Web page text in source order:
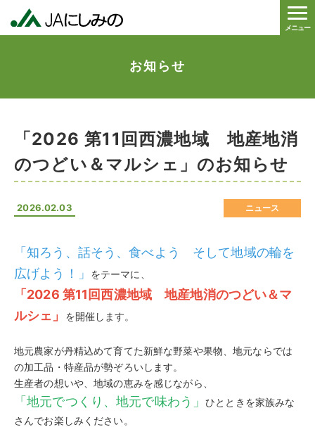
メニュー
お知らせ
「2026 第11回西濃地域 地産地消
のつどい＆マルシェ」のお知らせ
2026.02.03 ニュース
「知ろう、話そう、食べよう そして地域の輪を
広げよう！」
をテーマに、
「2026 第11回西濃地域 地産地消のつどい＆マ
ルシェ」
を開催します。
地元農家が丹精込めて育てた新鮮な野菜や果物、地元ならでは
の加工品・特産品が勢ぞろいします。
生産者の想いや、地域の恵みを感じながら、
「地元でつくり、地元で味わう」ひとときを家族みな
さんでお楽しみください。